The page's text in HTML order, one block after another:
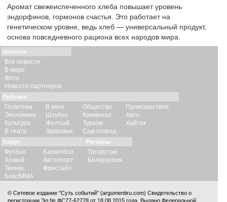
Аромат свежеиспеченного хлеба повышает уровень
эндорфинов, гормонов счастья. Это работает на
генетическом уровне, ведь хлеб — универсальный продукт,
основа повседневного рациона всех народов мира.
Новости
Все новости
В мире
Фото
Новости партнеров
Рубрики
Политика
Экономика
Культура
В театр
В кино
Шоубиз
Желтый
Здоровье
Общество
Криминал
Туризм
Сад-огород
Происшествия
Авто
Хайтек
Спорт
Футбол
Хоккей
Теннис
Бокс/ММА
Баскетбол
Автоспорт
Фристайл
Регионы
Татарстан
Белоруссия
© Сетевое издание "Суть событий" (argumentiru.com) Свидетельство о
регистрации Эл № ФС77-62778 от 18.08.2015 года. Выдано Федеральной